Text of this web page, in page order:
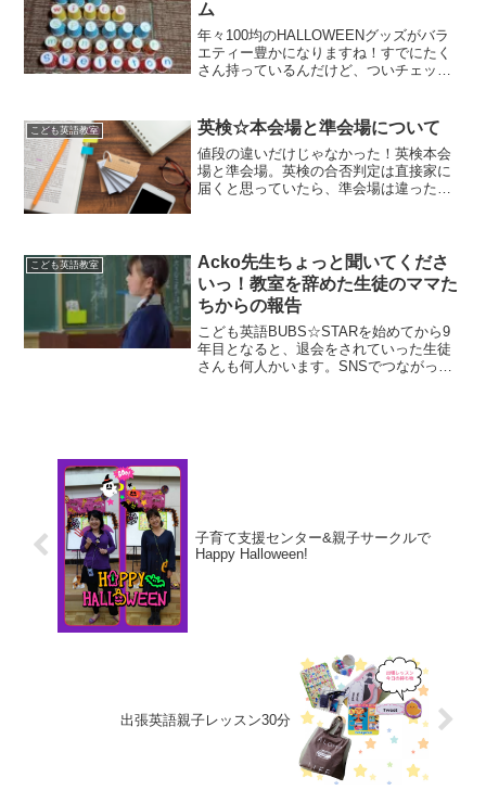
ム
年々100均のHALLOWEENグッズがバラ
エティー豊かになりますね！すでにたく
さん持っているんだけど、ついチェック
のはテーブルクロス。これ、結構すぐに
売り切れてる気が...
こども英語教室 英検☆本会場と準会場について
値段の違いだけじゃなかった！英検本会
場と準会場。英検の合否判定は直接家に
届くと思っていたら、準会場は違った！
こども英語教室
Acko先生ちょっと聞いてくださ
いっ！教室を辞めた生徒のママた
ちからの報告
こども英語BUBS☆STARを始めてから9
年目となると、退会をされていった生徒
さんも何人かいます。SNSでつながって
子育て支援センター&親子サークルで
Happy Halloween!
出張英語親子レッスン30分